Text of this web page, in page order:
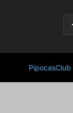
PipocasClub